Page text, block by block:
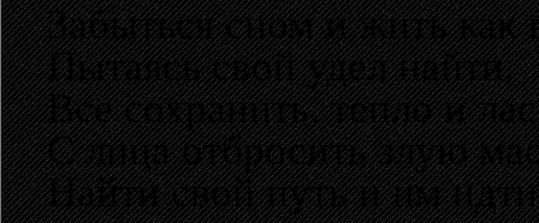
Забыться сном и жить как
Пытаясь свой удел найти.
Все сохранить, тепло и
С лица отбросить злую
Найти свой путь и им